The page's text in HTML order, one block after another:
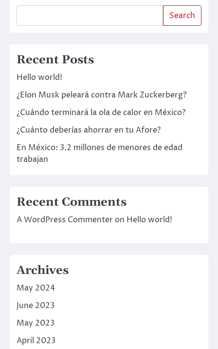
Search
Recent Posts
Hello world!
¿Elon Musk peleará contra Mark Zuckerberg?
¿Cuándo terminará la ola de calor en México?
¿Cuánto deberías ahorrar en tu Afore?
En México: 3.2 millones de menores de edad
trabajan
Recent Comments
A WordPress Commenter on Hello world!
Archives
May 2024
June 2023
May 2023
April 2023